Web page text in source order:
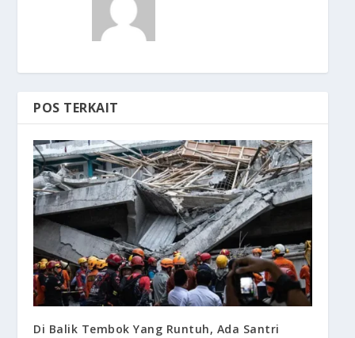
POS TERKAIT
Di Balik Tembok Yang Runtuh, Ada Santri